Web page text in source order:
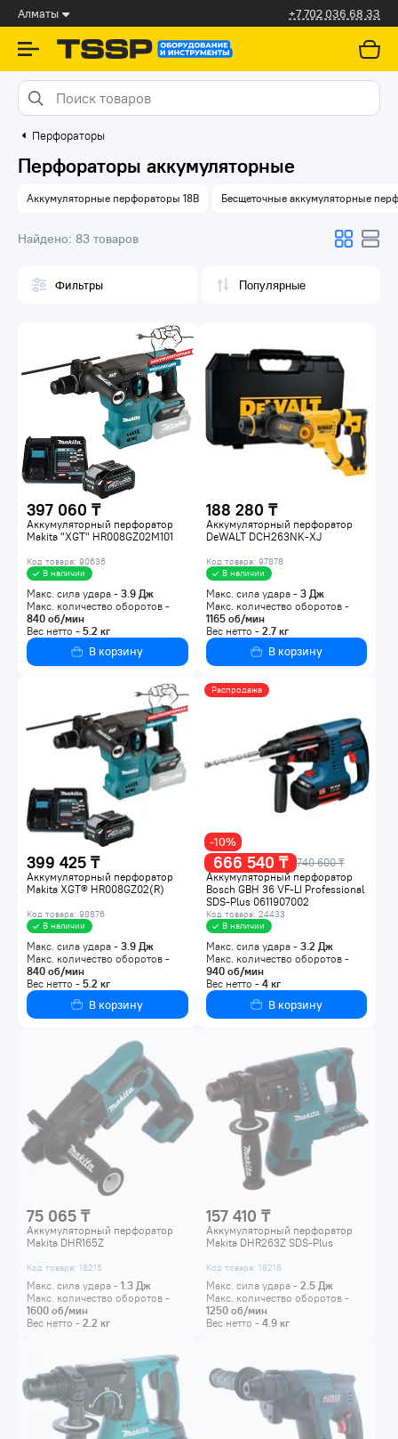
Алматы +7 702 036 68 33
Перфораторы
Перфораторы аккумуляторные
Аккумуляторные перфораторы 18В Бесщеточные аккумуляторные
Найдено: 83 товаров
Фильтры
397 060 ₸
Аккумуляторный перфоратор
Makita "XGT" HR008GZ02M101
Код товара: 90636
В наличии
Макс. сила удара - 3.9 Дж
Макс. количество оборотов -
840 об/мин
Вес нетто - 5.2 кг
В корзину
188 280 ₸
Аккумуляторный перфоратор
DeWALT DCH263NK-XJ
Код товара: 97878
В наличии
Макс. сила удара - 3Дж
Макс. количество оборотов -
1165об/мин
Вес нетто - 2.7кг
В корзину
399 425 ₸
Аккумуляторный перфоратор
Makita XGT® HR008GZ02(R)
Код товара: 98876
В наличии
Макс. сила удара - 3.9 Дж
Макс. количество оборотов -
840 об/мин
Вес нетто - 5.2 кг
В корзину
Распродажа
666 540 ₸ 740 600 ₸
-10%
Аккумуляторный перфоратор
Bosch GBH 36 VF-LI Professional
SDS-Plus 0611907002
Код товара: 24433
В наличии
Макс. сила удара - 3.2 Дж
Макс. количество оборотов -
940об/мин
Вес нетто - 4кг
В корзину
75 065 ₸
Аккумуляторный перфоратор
Makita DHR165Z
Код товара: 18215
Макс. сила удара - 1.3 Дж
Макс. количество оборотов -
1600 об/мин
Вес нетто - 2.2 кг
157 410 ₸
Аккумуляторный перфоратор
Makita DHR263Z SDS-Plus
Код товара: 18218
Макс. сила удара - 2.5Дж
Макс. количество оборотов -
1250об/мин
Вес нетто - 4.9кг